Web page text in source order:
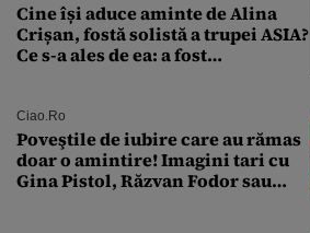
Cine își aduce aminte de Alina
Crișan, fostă solistă a trupei ASIA?
Ce s-a ales de ea: a fost
Ciao.ro
Poveştile de iubire care au rămas
doar o amintire! Imagini tari cu
Gina Pistol, Răzvan Fodor sau